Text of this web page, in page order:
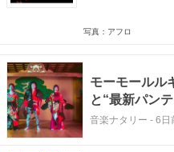
写真：アフロ
モーモールル
と“最新パン
音楽ナタリー - 6日